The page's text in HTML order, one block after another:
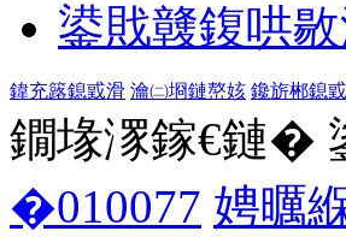
鍙戝竷鍑哄
鍏充簬鎴戜滑 瀹㈡埛鏈嶅姟 鑱旂郴鎴
鐗堟潈鎵€鏈�
�010077 娉曞